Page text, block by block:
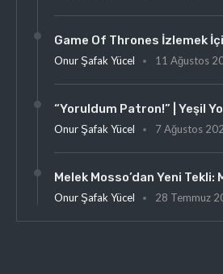
Game Of Thrones İzlemek
Onur Şafak Yücel 11 Ağustos
“Yoruldum Patron!” | Yeşil
Onur Şafak Yücel 7 Ağustos
Melek Mosso’dan Yeni Tekli:
Onur Şafak Yücel 28 Temmuz